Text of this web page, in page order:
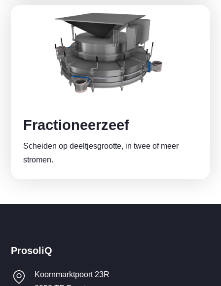
Fractioneerzeef
Scheiden op deeltjesgrootte, in twee of meer
stromen.
ProsoliQ
Koornmarktpoort 23R